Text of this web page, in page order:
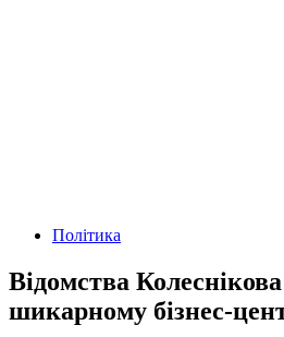
Політика
Відомства
шикарному бізнес-